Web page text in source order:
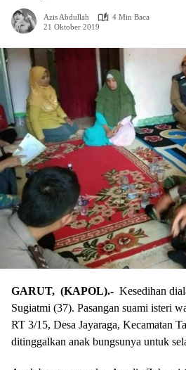
Azis Abdullah
4 Min Baca
21 Oktober 2019
GARUT, (KAPOL).- Kesedihan
Sugiatmi (37). Pasangan suami isteri
RT 3/15, Desa Jayaraga, Kecamatan
ditinggalkan anak bungsunya untuk